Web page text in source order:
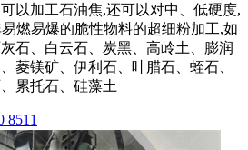
以加工石油焦,还可以对中、低硬度,
燃易爆的脆性物料的超细粉加工,如
石、白云石、炭黑、高岭土、膨润
菱镁矿、伊利石、叶腊石、蛭石、
累托石、硅藻土
8511